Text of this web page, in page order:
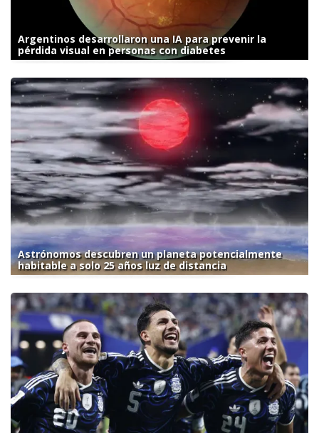
Argentinos desarrollaron una IA para prevenir la
pérdida visual en personas con diabetes
Astrónomos descubren un planeta potencialmente
habitable a solo 25 años luz de distancia